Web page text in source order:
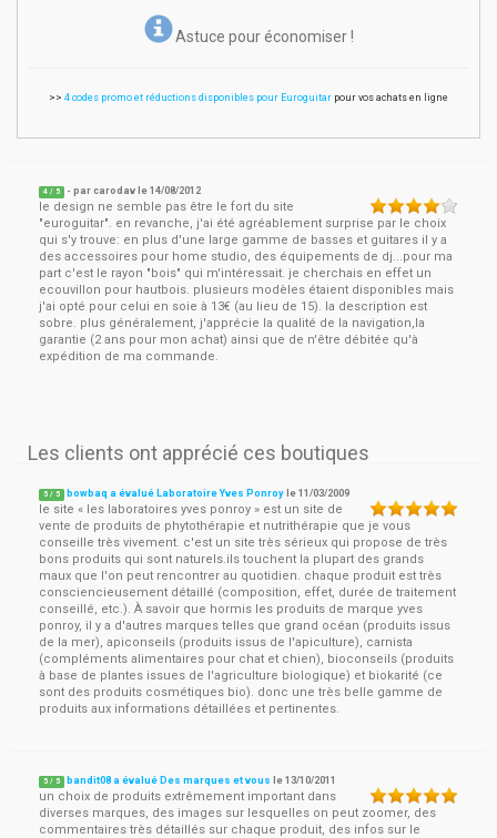
Astuce pour économiser !
>> 4 codes promo et réductions disponibles pour Euroguitar pour vos achats en ligne
4 / 5 - parcarodav le14/08/2012
le design ne semble pas être le fort du site
"euroguitar". en revanche, j'ai été agréablement surprise par le choix
qui s'y trouve: en plus d'une large gamme de basses et guitares il y a
des accessoires pour home studio, des équipements de dj...pour ma
part c'est le rayon "bois" qui m'intéressait. je cherchais en effet un
ecouvillon pour hautbois. plusieurs modèles étaient disponibles mais
j'ai opté pour celui en soie à 13€ (au lieu de 15). la description est
sobre. plus généralement, j'apprécie la qualité de la navigation,la
garantie (2 ans pour mon achat) ainsi que de n'être débitée qu'à
expédition de ma commande.
Les clients ont apprécié ces boutiques
5 / 5 bowbaq a évalué Laboratoire Yves Ponroy le11/03/2009
le site « les laboratoires yves ponroy » est un site de
vente de produits de phytothérapie et nutrithérapie que je vous
conseille très vivement. c'est un site très sérieux qui propose de très
bons produits qui sont naturels.ils touchent la plupart des grands
maux que l'on peut rencontrer au quotidien. chaque produit est très
consciencieusement détaillé (composition, effet, durée de traitement
conseillé, etc.). À savoir que hormis les produits de marque yves
ponroy, il y a d'autres marques telles que grand océan (produits issus
de la mer), apiconseils (produits issus de l'apiculture), carnista
(compléments alimentaires pour chat et chien), bioconseils (produits
à base de plantes issues de l'agriculture biologique) et biokarité (ce
sont des produits cosmétiques bio). donc une très belle gamme de
produits aux informations détaillées et pertinentes.
5 / 5 bandit08 a évalué Des marques et vous le13/10/2011
un choix de produits extrêmement important dans
diverses marques, des images sur lesquelles on peut zoomer, des
commentaires très détaillés sur chaque produit, des infos sur le